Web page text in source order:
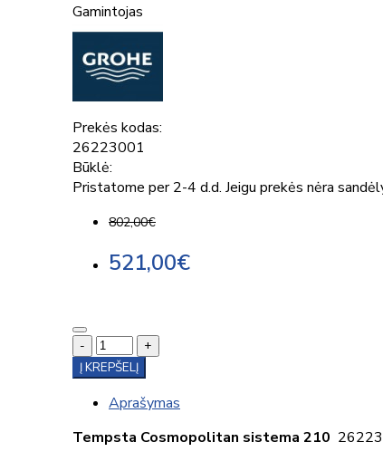
Gamintojas
Prekės kodas:
26223001
Būklė:
Pristatome per 2-4 d.d. Jeigu prekės nėra
802,00€
521,00€
-
+
Į KREPŠELĮ
Aprašymas
Tempsta Cosmopolitan sistema 210